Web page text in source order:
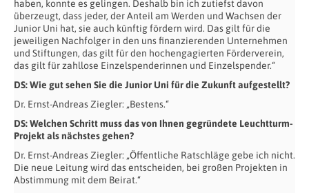
haben, konnte es gelingen. Deshalb bin ich zutiefst davon
überzeugt, dass jeder, der Anteil am Werden und Wachsen der
Junior Uni hat, sie auch künftig fördern wird. Das gilt für die
jeweiligen Nachfolger in den uns finanzierenden Unternehmen
und Stiftungen, das gilt für den hochengagierten Förderverein,
das gilt für zahllose Einzelspenderinnen und Einzelspender.“
DS:Wie gut sehen Sie die Junior Uni für die Zukunft aufgestellt?
Dr. Ernst-Andreas Ziegler: „Bestens.“
DS:Welchen Schritt muss das von Ihnen gegründete Leuchtturm-
Projekt als nächstes gehen?
Dr. Ernst-Andreas Ziegler: „Öffentliche Ratschläge gebe ich nicht.
Die neue Leitung wird das entscheiden, bei großen Projekten in
Abstimmung mit dem Beirat.“